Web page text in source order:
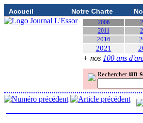
Accueil Notre Charte
2006
2011
2016
2021
+ nos 100 ans
Rechercher un